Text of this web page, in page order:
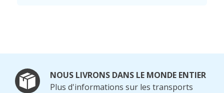
NOUS LIVRONS DANS LE MONDE ENTIER
Plus d'informations sur les transports